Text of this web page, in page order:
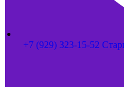
+7 (929) 323-15-52